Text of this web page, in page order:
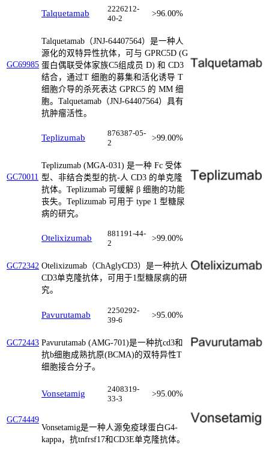
GC69985
Talquetamab
2226212-
40-2
>96.00%
Talquetamab（JNJ-64407564）是一种人
源化的双特异性抗体，可与 GPRC5D (G
蛋白偶联受体家族C5组成员 D) 和 CD3
结合，通过T 细胞的募集和活化诱导 T
细胞介导的杀死表达 GPRC5 的 MM 细
胞。Talquetamab（JNJ-64407564）具有
抗肿瘤活性。
GC70011
Teplizumab
876387-05-
2
>99.00%
Teplizumab (MGA-031) 是一种 Fc 受体
型、非结合类型的抗-人 CD3 的单克隆
抗体。Teplizumab 可缓解 β 细胞的功能
丧失。Teplizumab 可用于 type 1 型糖尿
病的研究。
GC72342
Otelixizumab
881191-44-
2
>99.00%
Otelixizumab（ChAglyCD3）是一种抗人
CD3单克隆抗体，可用于1型糖尿病的研
究。
GC72443
Pavurutamab
2250292-
39-6
>95.00%
Pavurutamab (AMG-701)是一种抗cd3和
抗b细胞成熟抗原(BCMA)的双特异性T
细胞接合分子。
GC74449
Vonsetamig
2408319-
33-3
>95.00%
Vonsetamig是一种人源免疫球蛋白G4-
kappa，抗tnfrsf17和CD3E单克隆抗体。